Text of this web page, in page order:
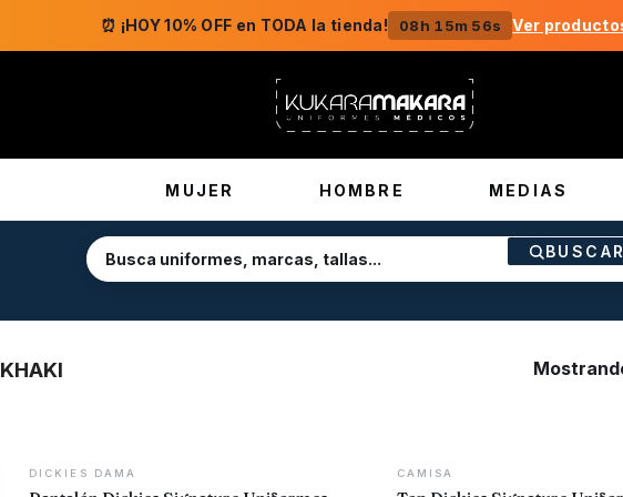
⏰ ¡HOY 10% OFF en TODA la tienda! 08h 15m 56s Ver
MUJER HOMBRE MEDIAS
KHAKI
DICKIES DAMA CAMISA